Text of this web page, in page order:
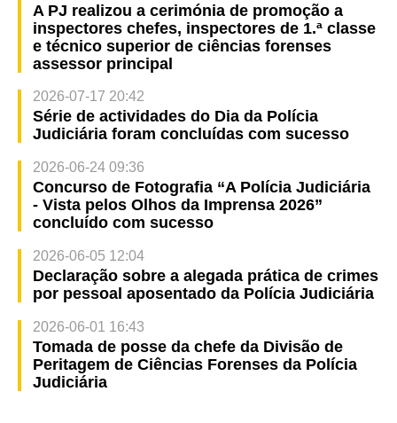
A PJ realizou a cerimónia de promoção a
inspectores chefes, inspectores de 1.ª classe
e técnico superior de ciências forenses
assessor principal
2026-07-17 20:42
Série de actividades do Dia da Polícia
Judiciária foram concluídas com sucesso
2026-06-24 09:36
Concurso de Fotografia “A Polícia Judiciária
- Vista pelos Olhos da Imprensa 2026”
concluído com sucesso
2026-06-05 12:04
Declaração sobre a alegada prática de crimes
por pessoal aposentado da Polícia Judiciária
2026-06-01 16:43
Tomada de posse da chefe da Divisão de
Peritagem de Ciências Forenses da Polícia
Judiciária